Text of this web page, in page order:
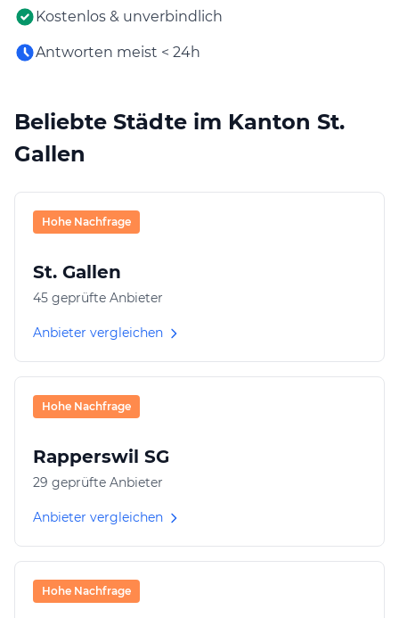
Kostenlos & unverbindlich
Antworten meist < 24h
Beliebte Städte im Kanton St.
Gallen
Hohe Nachfrage
St. Gallen
45 geprüfte Anbieter
Anbieter vergleichen
Hohe Nachfrage
Rapperswil SG
29 geprüfte Anbieter
Anbieter vergleichen
Hohe Nachfrage